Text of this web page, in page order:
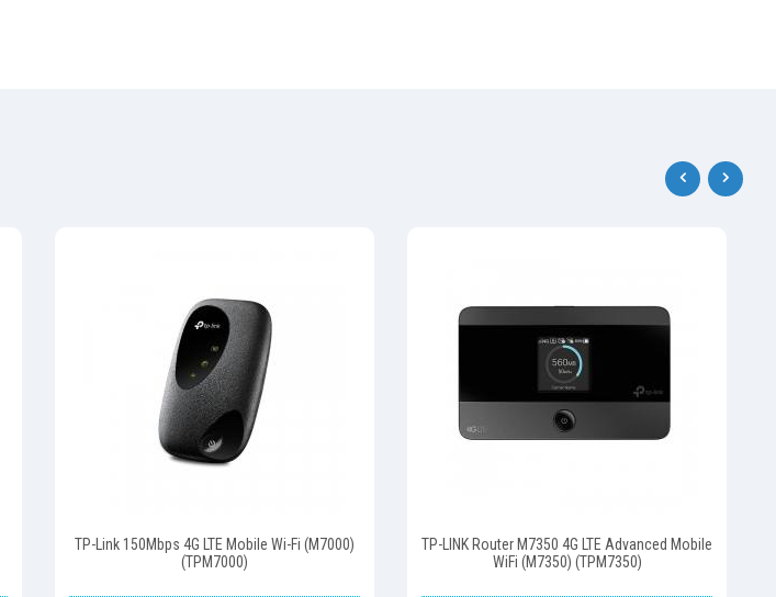
TP-Link 150Mbps 4G LTE Mobile Wi-Fi (M7000)
(TPM7000)
TP-LINK Router M7350 4G LTE Advanced Mobile
WiFi (M7350) (TPM7350)